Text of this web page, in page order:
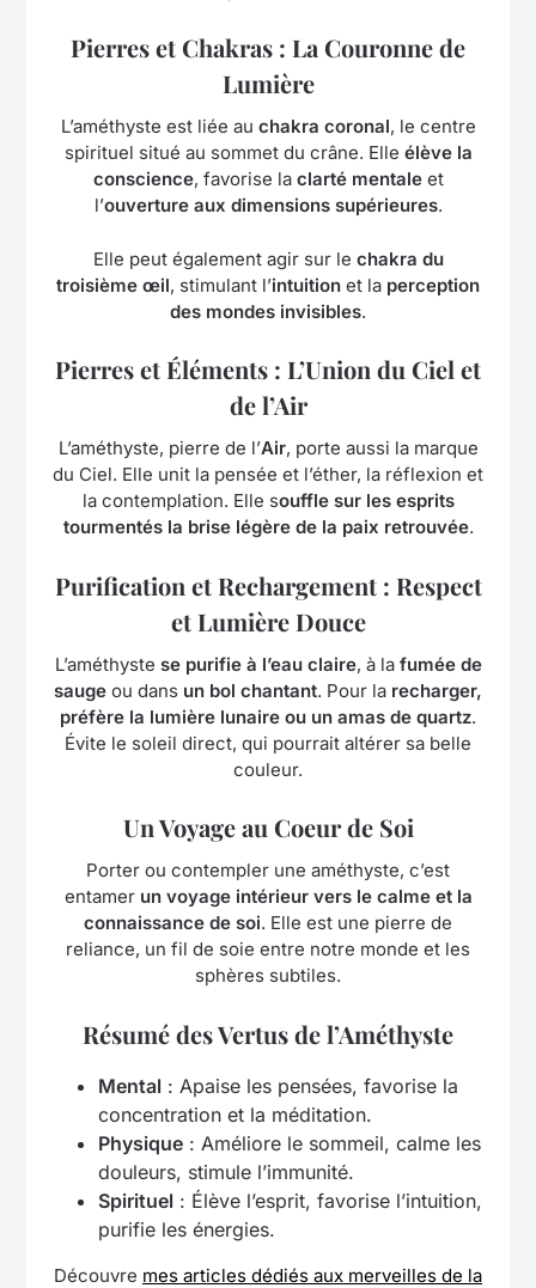
Pierres et Chakras : La Couronne de
Lumière
L’améthyste est liée au chakra coronal, le centre
spirituel situé au sommet du crâne. Elle élève la
conscience, favorise laclarté mentaleet
l’ouverture aux dimensions supérieures.
Elle peut également agir sur le chakra du
troisième œil, stimulant l’intuition et la perception
des mondes invisibles.
Pierres et Éléments : L’Union du Ciel et
de l’Air
L’améthyste, pierre de l’Air, porte aussi la marque
du Ciel. Elle unit la pensée et l’éther, la réflexion et
la contemplation. Elle souffle sur les esprits
tourmentés la brise légère de la paix retrouvée.
Purification et Rechargement : Respect
et Lumière Douce
L’améthyste se purifie à l’eau claire, à la fumée de
sauge ou dans un bol chantant. Pour la recharger,
préfère la lumière lunaire ou un amas de quartz.
Évite le soleil direct, qui pourrait altérer sa belle
couleur.
Un Voyage au Coeur de Soi
Porter ou contempler une améthyste, c’est
entamer un voyage intérieur vers le calme et la
connaissance de soi. Elle est une pierre de
reliance, un fil de soie entre notre monde et les
sphères subtiles.
Résumé des Vertus de l’Améthyste
Mental : Apaise les pensées, favorise la
concentration et la méditation.
Physique : Améliore le sommeil, calme les
douleurs, stimule l’immunité.
Spirituel : Élève l’esprit, favorise l’intuition,
purifie les énergies.
Découvre mes articles dédiés aux merveilles de la